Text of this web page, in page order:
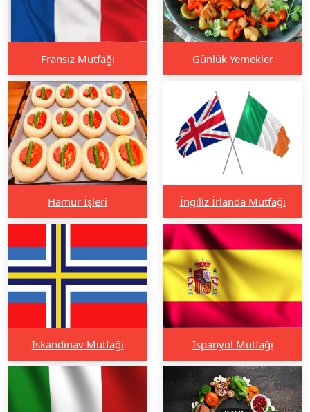
Fransız Mutfağı Günlük Yemekler
Hamur İşleri İngiliz İrlanda Mutfağı
İskandinav Mutfağı İspanyol Mutfağı